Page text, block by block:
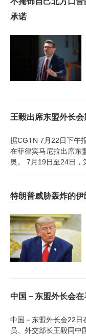
承诺
王毅出席东盟外长
据CGTN 7月22日下午
在菲律宾马尼拉出席东
奥。 7月19日至24日，
特朗普威胁轰炸的伊
中国－东盟外长会
中国－东盟外长会22日
员、外交部长王毅同中